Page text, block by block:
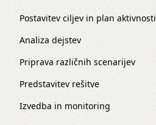
Postavitev ciljev in plan aktivnosti
Analiza dejstev
Priprava različnih scenarijev
Predstavitev rešitve
Izvedba in monitoring